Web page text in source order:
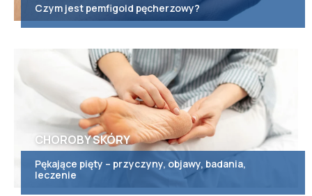
Czym jest pemfigoid pęcherzowy?
CHOROBY SKÓRY
Pękające pięty – przyczyny, objawy, badania,
leczenie